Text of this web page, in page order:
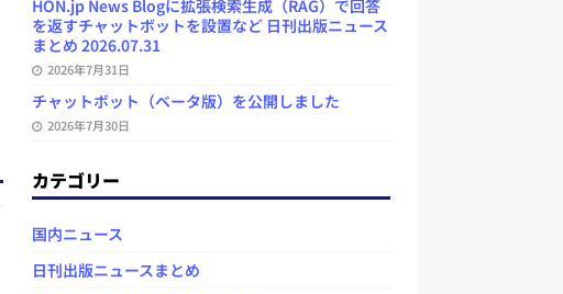
HON.jp News Blogに拡張検索生成（RAG）で回答
を返すチャットボットを設置など 日刊出版ニュース
まとめ 2026.07.31
2026年7月31日
チャットボット（ベータ版）を公開しました
2026年7月30日
カテゴリー
国内ニュース
日刊出版ニュースまとめ